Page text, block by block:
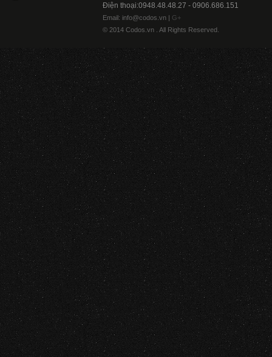
Điện thoại:0948.48.48.27 - 0906.686.151
Email: info@codos.vn | G+
© 2014 Codos.vn . All Rights Reserved.